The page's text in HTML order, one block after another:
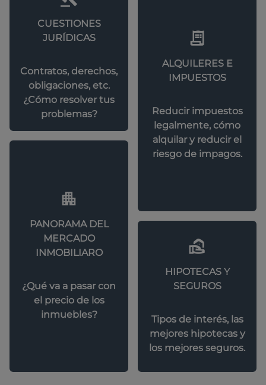
CUESTIONES
JURÍDICAS
Contratos, derechos,
obligaciones, etc.
¿Cómo resolver tus
problemas?
ALQUILERES E
IMPUESTOS
Reducir impuestos
legalmente, cómo
alquilar y reducir el
riesgo de impagos.
PANORAMA DEL
MERCADO
INMOBILIARO
¿Qué va a pasar con
el precio de los
inmuebles?
HIPOTECAS Y
SEGUROS
Tipos de interés, las
mejores hipotecas y
los mejores seguros.